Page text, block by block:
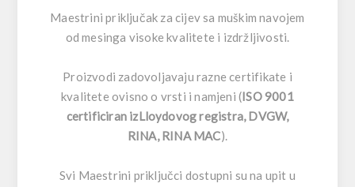
Maestrini priključak za cijev sa muškim navojem
od mesinga visoke kvalitete i izdržljivosti.
Proizvodi zadovoljavaju razne certifikate i
kvalitete ovisno o vrsti i namjeni (ISO 9001
certificiran izLloydovog registra, DVGW,
RINA, RINA MAC).
Svi Maestrini priključci dostupni su na upit u